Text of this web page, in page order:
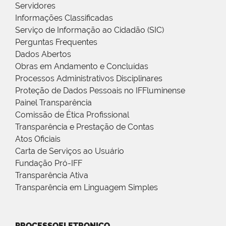
Servidores
Informações Classificadas
Serviço de Informação ao Cidadão (SIC)
Perguntas Frequentes
Dados Abertos
Obras em Andamento e Concluídas
Processos Administrativos Disciplinares
Proteção de Dados Pessoais no IFFluminense
Painel Transparência
Comissão de Ética Profissional
Transparência e Prestação de Contas
Atos Oficiais
Carta de Serviços ao Usuário
Fundação Pró-IFF
Transparência Ativa
Transparência em Linguagem Simples